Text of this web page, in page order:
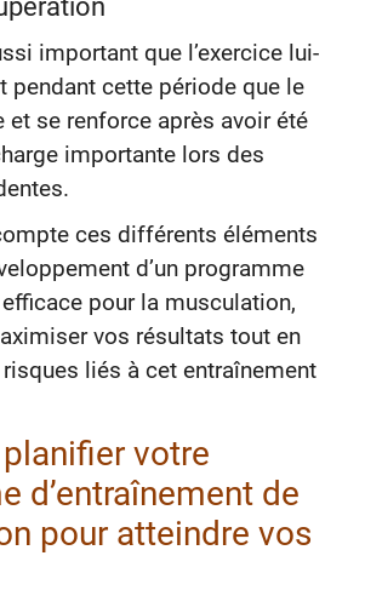
important que l’exercice lui-
pendant cette période que le
et se renforce après avoir été
importante lors des
ces différents éléments
d’un programme
efficace pour la musculation,
vos résultats tout en
liés à cet entraînement
votre
d’entraînement de
pour atteindre vos